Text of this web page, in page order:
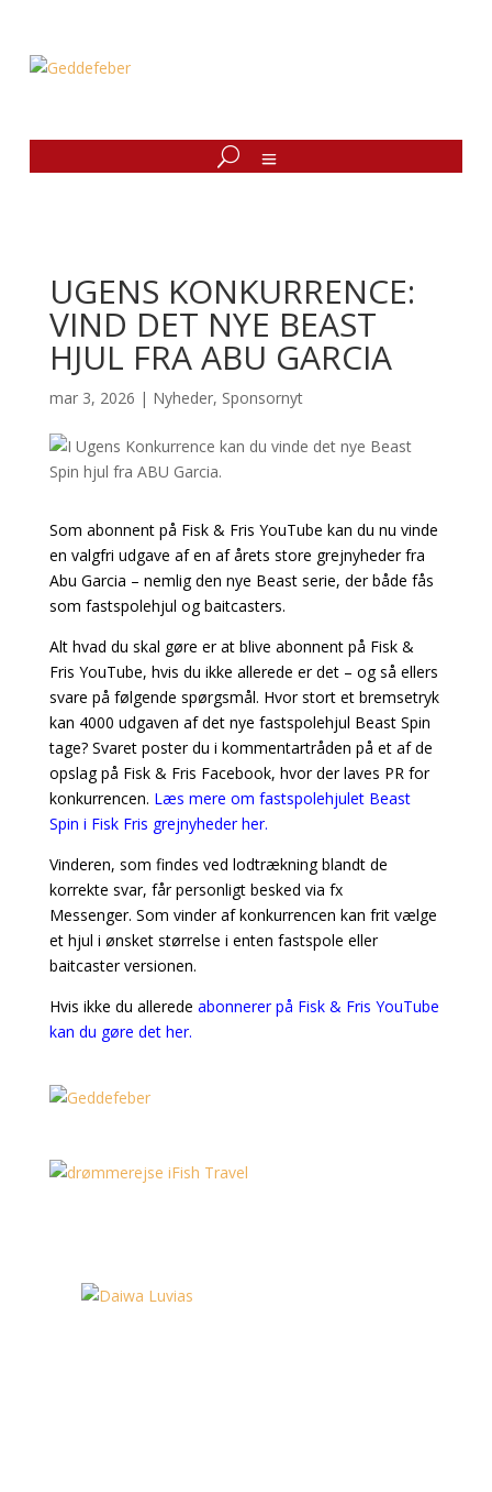
UGENS KONKURRENCE:
VIND DET NYE BEAST
HJUL FRA ABU GARCIA
mar 3, 2026 | Nyheder, Sponsornyt
Som abonnent på Fisk & Fris YouTube kan du nu vinde
en valgfri udgave af en af årets store grejnyheder fra
Abu Garcia – nemlig den nye Beast serie, der både fås
som fastspolehjul og baitcasters.
Alt hvad du skal gøre er at blive abonnent på Fisk &
Fris YouTube, hvis du ikke allerede er det – og så ellers
svare på følgende spørgsmål. Hvor stort et bremsetryk
kan 4000 udgaven af det nye fastspolehjul Beast Spin
tage? Svaret poster du i kommentartråden på et af de
opslag på Fisk & Fris Facebook, hvor der laves PR for
konkurrencen. Læs mere om fastspolehjulet Beast
Spin i Fisk Fris grejnyheder her.
Vinderen, som findes ved lodtrækning blandt de
korrekte svar, får personligt besked via fx
Messenger. Som vinder af konkurrencen kan frit vælge
et hjul i ønsket størrelse i enten fastspole eller
baitcaster versionen.
Hvis ikke du allerede abonnerer på Fisk & Fris YouTube
kan du gøre det her.